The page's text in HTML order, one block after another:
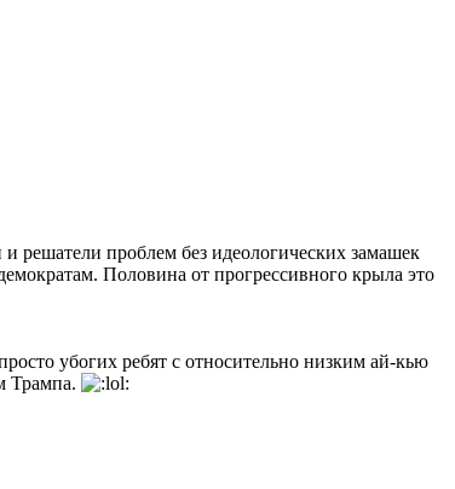
решатели проблем без идеологических замашек
Половина от прогрессивного крыла это
убогих ребят с относительно низким ай-кью
Трампа.